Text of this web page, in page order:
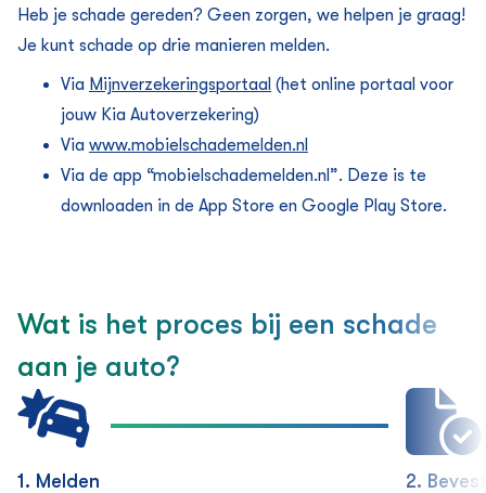
Heb je schade gereden? Geen zorgen, we helpen je graag!
Je kunt schade op drie manieren melden.
Via Mijnverzekeringsportaal (het online portaal voor
jouw Kia Auto­verzekering)
Via www.mobielschademelden.nl
Via de app “mobielschademelden.nl”. Deze is te
downloaden in de App Store en Google Play Store.
Wat is het proces bij een schade
aan je auto?
1. Melden 2.